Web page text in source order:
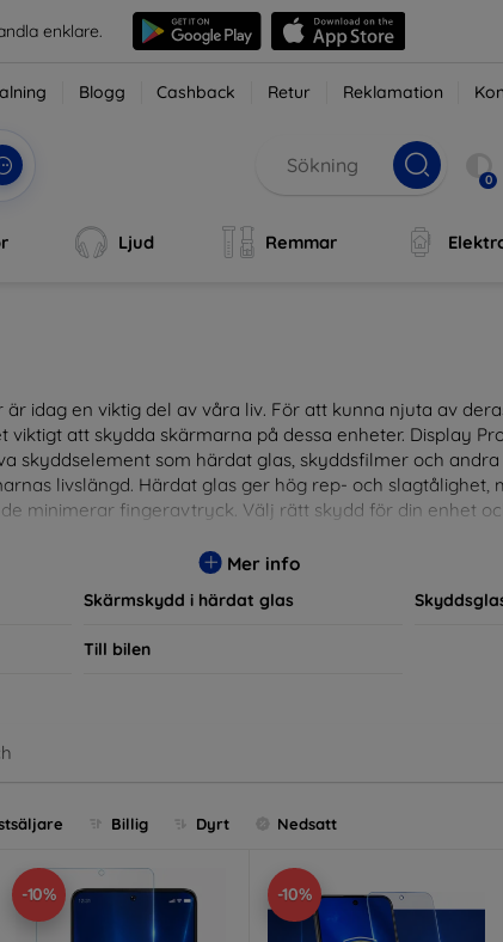
enklare.
Blogg Cashback Retur Reklamation
0
Ljud Remmar
idag en viktig del av våra liv. För att kunna njuta av
viktigt att skydda skärmarna på dessa enheter. Display
skyddselement som härdat glas, skyddsfilmer och
livslängd. Härdat glas ger hög rep- och
minimerar fingeravtryck. Välj rätt skydd för din enhet
varje kund hittar det perfekta skyddet för sin enhet.
Mer info
Skärmskydd i härdat glas
Till bilen
Billig Dyrt Nedsatt
-10% -10%